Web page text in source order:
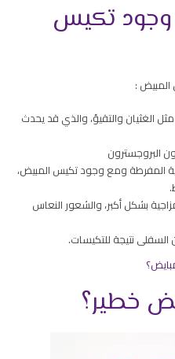
وجود تكيس
:
الغثيان والتقيؤ، والذي قد يحدث
البروجسترون
المفرطة ومع وجود تكيس المبيض،
بشكل أكبر، والشعور النعاس
السفلى نتيجة للتكيسات.
خطير؟